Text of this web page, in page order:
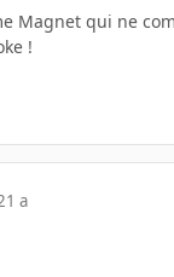
Magnet qui ne
!
a